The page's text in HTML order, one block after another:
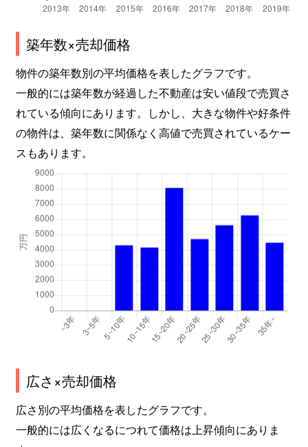
築年数×売却価格
物件の築年数別の平均価格を表したグラフです。
一般的には築年数が経過した不動産は安い値段で売買さ
れている傾向にあります。しかし、大きな物件や好条件
の物件は、築年数に関係なく高値で売買されているケー
スもあります。
広さ×売却価格
広さ別の平均価格を表したグラフです。
一般的には広くなるにつれて価格は上昇傾向にありま